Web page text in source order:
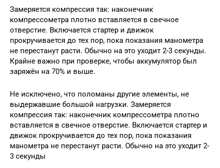
Замеряется компрессия так: наконечник
компрессометра плотно вставляется в свечное
отверстие. Включается стартер и движок
прокручивается до тех пор, пока показания манометра
не перестанут расти. Обычно на это уходит 2-3 секунды.
Крайне важно при проверке, чтобы аккумулятор был
заряжён на 70% и выше.
Не исключено, что поломаны другие элементы, не
выдержавшие большой нагрузки. Замеряется
компрессия так: наконечник компрессометра плотно
вставляется в свечное отверстие. Включается стартер и
движок прокручивается до тех пор, пока показания
манометра не перестанут расти. Обычно на это уходит 2-
3 секунды